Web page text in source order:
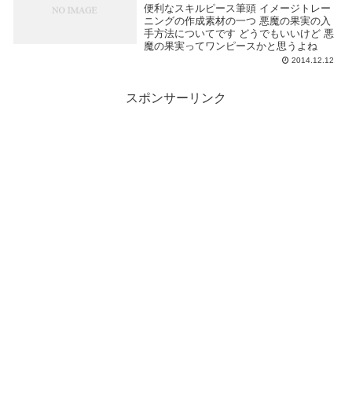
便利なスキルピース筆頭 イメージトレー
ニングの作成素材の一つ 悪魔の果実の入
手方法についてです どうでもいいけど 悪
魔の果実ってワンピースかと思うよね
2014.12.12
スポンサーリンク